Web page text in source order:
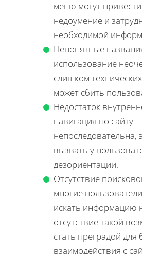
меню могут
недоумение и
необходимой
Непонятные
использование
слишком
может сбить
Недостаток
навигация по сайту
непоследовательна,
вызвать у
дезориентации.
Отсутствие
многие
искать информацию
отсутствие такой
стать преградой для
взаимодействия с